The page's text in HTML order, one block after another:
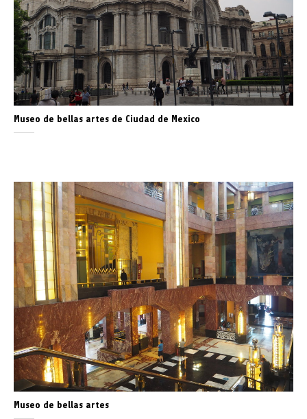
Museo de bellas artes de Ciudad de Mexico
Museo de bellas artes